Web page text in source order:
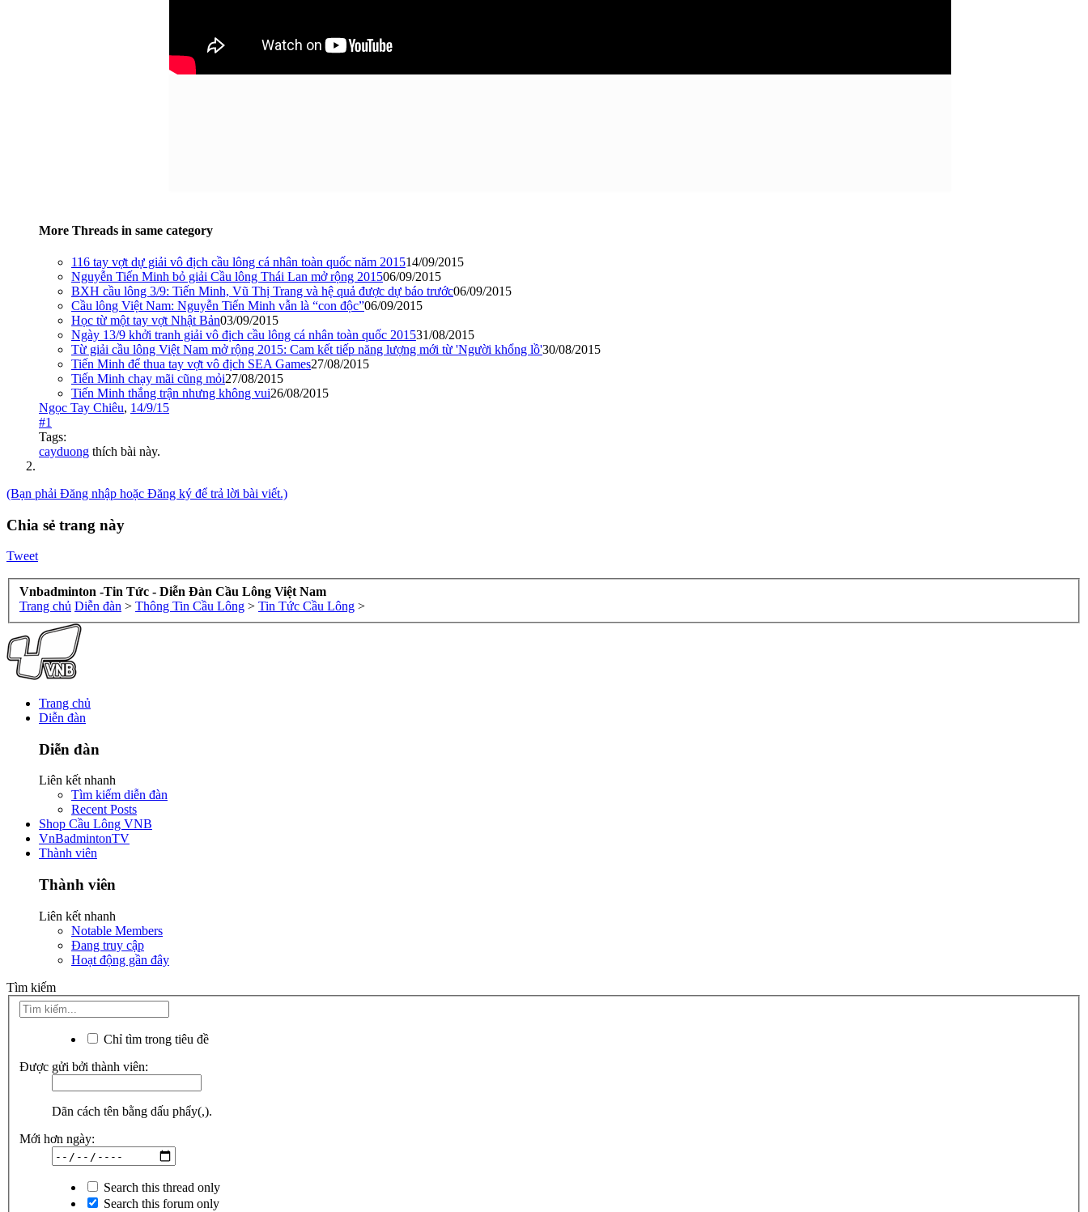
More Threads in same category
116 tay vợt dự giải vô địch cầu lông cá nhân toàn quốc năm 201514/09/2015
Nguyễn Tiến Minh bỏ giải Cầu lông Thái Lan mở rộng 201506/09/2015
BXH cầu lông 3/9: Tiến Minh, Vũ Thị Trang và hệ quả được dự báo trước06/09/2015
Cầu lông Việt Nam: Nguyễn Tiến Minh vẫn là “con độc”06/09/2015
Học từ một tay vợt Nhật Bản03/09/2015
Ngày 13/9 khởi tranh giải vô địch cầu lông cá nhân toàn quốc 201531/08/2015
Từ giải cầu lông Việt Nam mở rộng 2015: Cam kết tiếp năng lượng mới từ 'Người khổng lồ'30/08/2015
Tiến Minh để thua tay vợt vô địch SEA Games27/08/2015
Tiến Minh chạy mãi cũng mỏi27/08/2015
Tiến Minh thắng trận nhưng không vui26/08/2015
Ngọc Tay Chiêu, 14/9/15
#1
Tags:
cayduong thích bài này.
(Bạn phải Đăng nhập hoặc Đăng ký để trả lời bài viết.)
Chia sẻ trang này
Tweet
Vnbadminton -Tin Tức - Diễn Đàn Cầu Lông Việt Nam
Trang chủ Diễn đàn > Thông Tin Cầu Lông > Tin Tức Cầu Lông >
Trang chủ
Diễn đàn
Diễn đàn
Liên kết nhanh
Tìm kiếm diễn đàn
Recent Posts
Shop Cầu Lông VNB
VnBadmintonTV
Thành viên
Thành viên
Liên kết nhanh
Notable Members
Đang truy cập
Hoạt động gần đây
Tìm kiếm
Chỉ tìm trong tiêu đề
Được gửi bởi thành viên:
Dãn cách tên bằng dấu phẩy(,).
Mới hơn ngày:
Search this thread only
Search this forum only